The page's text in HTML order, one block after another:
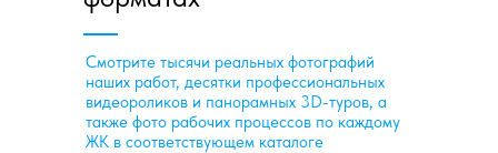
Смотрите тысячи реальных фотографий
наших работ, десятки профессиональных
видеороликов и панорамных 3D-туров, а
также фото рабочих процессов по каждому
ЖК в соответствующем каталоге